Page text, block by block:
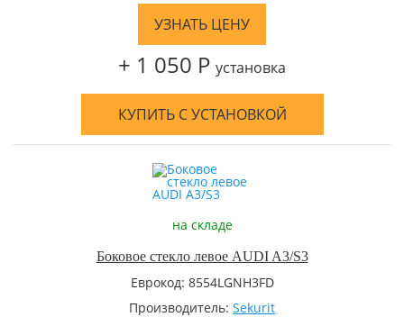
УЗНАТЬ ЦЕНУ
+ 1 050 Р установка
КУПИТЬ С УСТАНОВКОЙ
на складе
Боковое стекло левое AUDI A3/S3
Еврокод: 8554LGNH3FD
Производитель: Sekurit